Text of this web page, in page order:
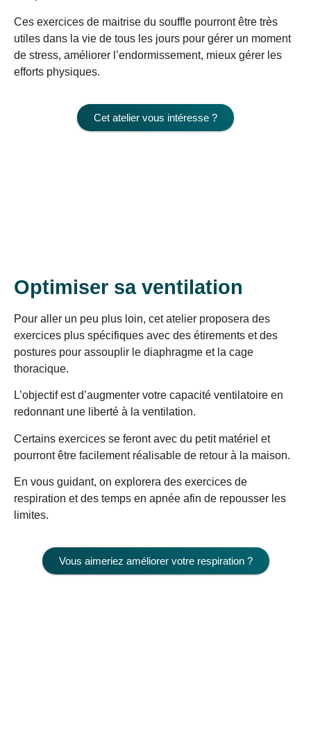
Ces exercices de maitrise du souffle pourront être très
utiles dans la vie de tous les jours pour gérer un moment
de stress, améliorer l’endormissement, mieux gérer les
efforts physiques.
Cet atelier vous intéresse ?
Optimiser sa ventilation
Pour aller un peu plus loin, cet atelier proposera des
exercices plus spécifiques avec des étirements et des
postures pour assouplir le diaphragme et la cage
thoracique.
L’objectif est d’augmenter votre capacité ventilatoire en
redonnant une liberté à la ventilation.
Certains exercices se feront avec du petit matériel et
pourront être facilement réalisable de retour à la maison.
En vous guidant, on explorera des exercices de
respiration et des temps en apnée afin de repousser les
limites.
Vous aimeriez améliorer votre respiration ?